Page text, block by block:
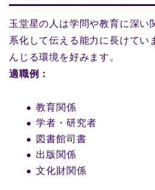
玉堂星の人は学問や教育に深い
系化して伝える能力に長けてい
んじる環境を好みます。
適職例：
教育関係
学者・研究者
図書館司書
出版関係
文化財関係